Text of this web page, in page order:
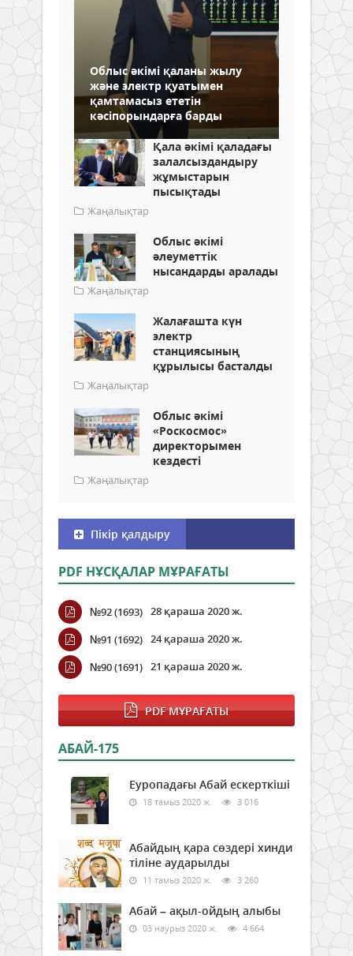
Облыс әкімі қаланы жылу
және электр қуатымен
қамтамасыз ететін
кәсіпорындарға барды
Қала әкімі қаладағы
залалсыздандыру
жұмыстарын
пысықтады
Жаңалықтар
Облыс әкімі
әлеуметтік
нысандарды аралады
Жаңалықтар
Жалағашта күн
электр
станциясының
құрылысы басталды
Жаңалықтар
Облыс әкімі
«Роскосмос»
директорымен
кездесті
Жаңалықтар
Пікір қалдыру
PDF НҰСҚАЛАР МҰРАҒАТЫ
№92 (1693) 28 қараша 2020 ж.
№91 (1692) 24 қараша 2020 ж.
№90 (1691) 21 қараша 2020 ж.
PDF МҰРАҒАТЫ
АБАЙ-175
Еуропадағы Абай ескерткіші
18 тамыз 2020 ж. 3 016
Абайдың қара сөздері хинди
тіліне аударылды
11 тамыз 2020 ж. 3 260
Абай – ақыл-ойдың алыбы
03 наурыз 2020 ж. 4 664